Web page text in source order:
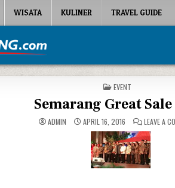
WISATA KULINER TRAVEL GUIDE
POSTED IN
EVENT
Semarang Great
ADMIN APRIL 16, 2016 LEAVE A